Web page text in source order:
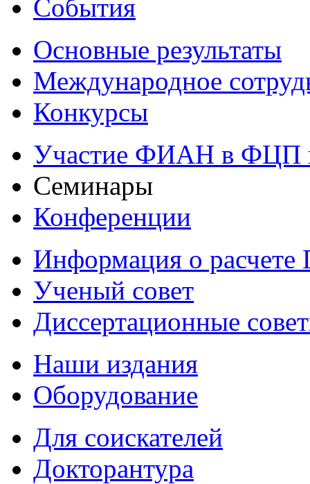
События
Основные результаты
Международное
Конкурсы
Участие ФИАН в ФЦП
Семинары
Конференции
Информация о
Ученый совет
Диссертационные
Наши издания
Оборудование
Для соискателей
Докторантура